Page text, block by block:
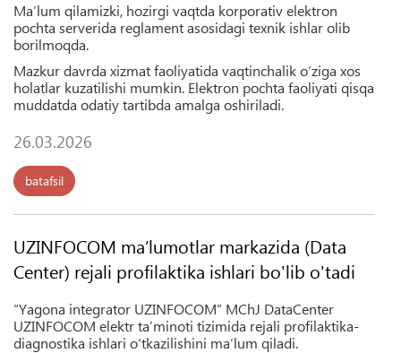
Ma’lum qilamizki, hozirgi vaqtda korporativ elektron
pochta serverida reglament asosidagi texnik ishlar olib
borilmoqda.
Mazkur davrda xizmat faoliyatida vaqtinchalik o‘ziga xos
holatlar kuzatilishi mumkin. Elektron pochta faoliyati qisqa
muddatda odatiy tartibda amalga oshiriladi.
26.03.2026
batafsil
UZINFOCOM maʼlumotlar markazida (Data
Center) rejali profilaktika ishlari bo'lib o'tadi
“Yagona integrator UZINFOCOM” MChJ DataCenter
UZINFOCOM elektr ta’minoti tizimida rejali profilaktika-
diagnostika ishlari o‘tkazilishini ma’lum qiladi.